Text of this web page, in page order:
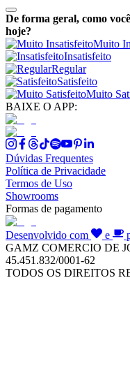
De forma geral, como
hoje?
Muito
Insatisfeito
Regular
Satisfeito
Muito
BAIXE O APP:
Dúvidas Frequentes
Política de Privacidade
Termos de Uso
Showrooms
Formas de pagamento
Desenvolvido com e
GAMZ COMERCIO DE
45.451.832/0001-62
TODOS OS DIREITOS